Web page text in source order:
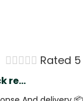
 Rated
re...